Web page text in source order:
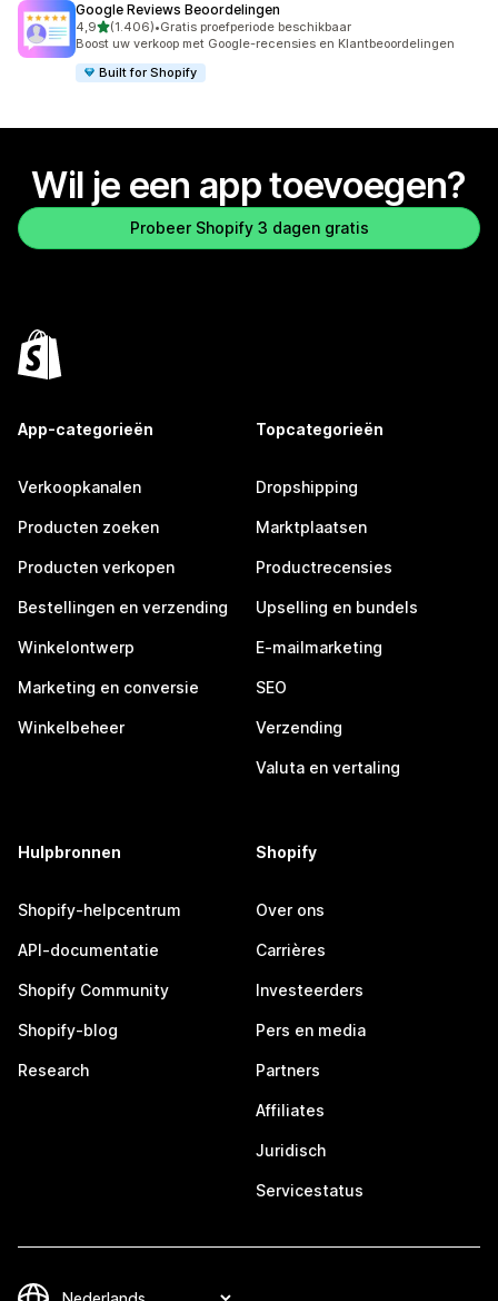
Google Reviews Beoordelingen
4,9van 5 sterren
(1.406)
1406 recensies in totaal
•Gratis proefperiode beschikbaar
Boost uw verkoop met Google-recensies en Klantbeoordelingen
Built for Shopify
Wil je een app toevoegen?
Probeer Shopify 3 dagen gratis
App-categorieën
Verkoopkanalen
Producten zoeken
Producten verkopen
Bestellingen en verzending
Winkelontwerp
Marketing en conversie
Winkelbeheer
Topcategorieën
Dropshipping
Marktplaatsen
Productrecensies
Upselling en bundels
E-mailmarketing
SEO
Verzending
Valuta en vertaling
Hulpbronnen
Shopify-helpcentrum
API-documentatie
Shopify Community
Shopify-blog
Research
Shopify
Over ons
Carrières
Investeerders
Pers en media
Partners
Affiliates
Juridisch
Servicestatus